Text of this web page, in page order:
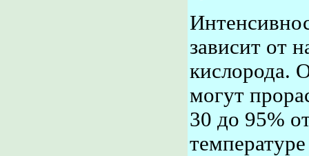
зависит от
кислорода.
могут
30 до 95%